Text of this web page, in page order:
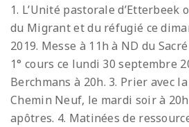
1. L’Unité pastorale d’Etterbeek
du Migrant et du réfugié ce
2019. Messe à 11h à ND du
1° cours ce lundi 30 septembre
Berchmans à 20h. 3. Prier avec
Chemin Neuf, le mardi soir à
apôtres. 4. Matinées de